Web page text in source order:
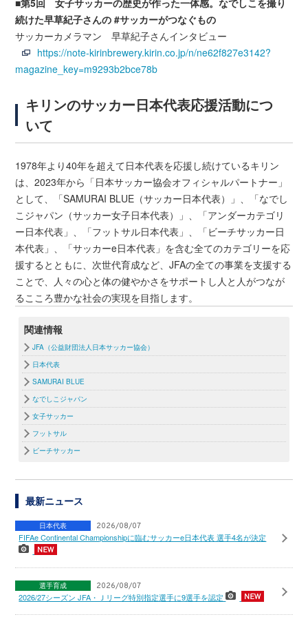
■第5回 女子サッカーの歴史が作った一体感。なでしこを撮り
続けた早草紀子さんの #サッカーがつなぐもの
サッカーカメラマン 早草紀子さんインタビュー
https://note-kirinbrewery.kirin.co.jp/n/ne62f827e3142?
magazine_key=m9293b2bce78b
キリンのサッカー日本代表応援活動につ
いて
1978年より40年を超えて日本代表を応援し続けているキリン
は、2023年から「日本サッカー協会オフィシャルパートナー」
として、「SAMURAI BLUE（サッカー日本代表）」、「なでし
こジャパン（サッカー女子日本代表）」、「アンダーカテゴリ
ー日本代表」、「フットサル日本代表」、「ビーチサッカー日
本代表」、「サッカーe日本代表」を含む全てのカテゴリーを応
援するとともに、次世代育成など、JFAの全ての事業を支援する
ことで、人々の心と体の健やかさをサポートし人と人がつなが
るこころ豊かな社会の実現を目指します。
関連情報
JFA（公益財団法人日本サッカー協会）
日本代表
SAMURAI BLUE
なでしこジャパン
女子サッカー
フットサル
ビーチサッカー
最新ニュース
日本代表 2026/08/07
FIFAe Continental Championshipに臨むサッカーe日本代表 選手4名が決定
選手育成 2026/08/07
2026/27シーズン JFA・Ｊリーグ特別指定選手に9選手を認定